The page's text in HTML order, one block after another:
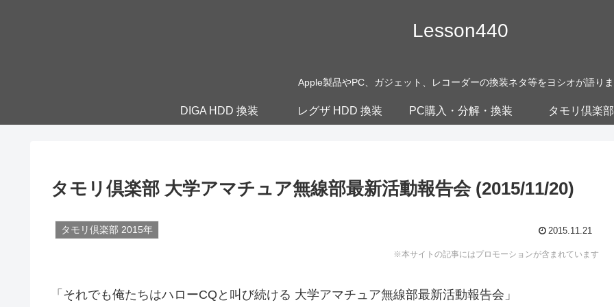
Lesson440
Apple製品やPC、ガジェット、レコーダーの換装ネタ等をヨシオが語り
DIGA HDD 換装 レグザ HDD 換装 PC購入・分解・換装 タモリ倶楽部
タモリ倶楽部 大学アマチュア無線部最新活動報告会 (2015/11/20)
タモリ倶楽部 2015年 2015.11.21
※本サイトの記事にはプロモーションが含まれています
「それでも俺たちはハローCQと叫び続ける 大学アマチュア無線部最新活動報告会」